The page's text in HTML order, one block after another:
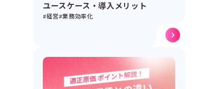
ユースケース・導入メリット
#経営#業務効率化